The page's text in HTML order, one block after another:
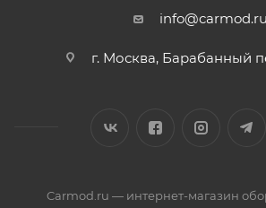
info@carmod.ru
г. Москва, Барабанный
Carmod.ru — интернет-магазин